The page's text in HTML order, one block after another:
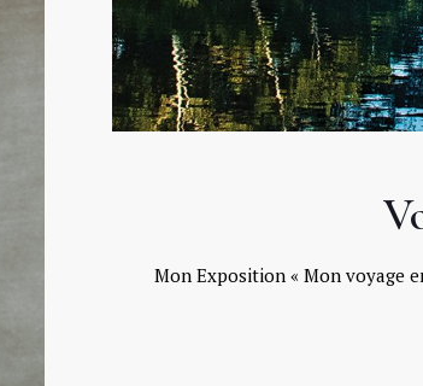
Mon Exposition « Mon voyage